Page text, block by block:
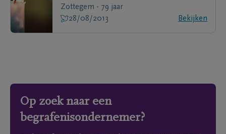
Zottegem - 79 jaar
28/08/2013
Bekijken
Op zoek naar een
begrafenisondernemer?